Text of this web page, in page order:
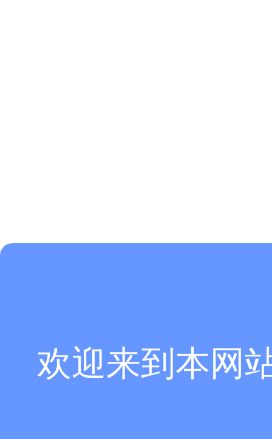
欢迎来到本网